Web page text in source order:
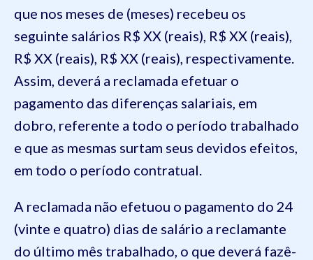
que nos meses de (meses) recebeu os
seguinte salários R$ XX (reais), R$ XX (reais),
R$ XX (reais), R$ XX (reais), respectivamente.
Assim, deverá a reclamada efetuar o
pagamento das diferenças salariais, em
dobro, referente a todo o período trabalhado
e que as mesmas surtam seus devidos efeitos,
em todo o período contratual.
A reclamada não efetuou o pagamento do 24
(vinte e quatro) dias de salário a reclamante
do último mês trabalhado, o que deverá fazê-